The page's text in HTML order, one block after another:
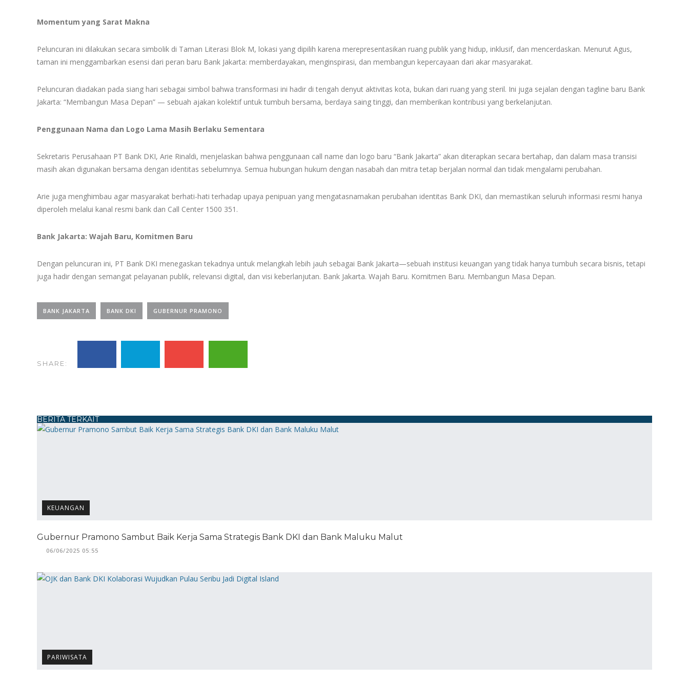
Momentum yang Sarat Makna
Peluncuran ini dilakukan secara simbolik di Taman Literasi Blok M, lokasi yang dipilih karena merepresentasikan ruang publik yang hidup, inklusif, dan mencerdaskan. Menurut Agus,
taman ini menggambarkan esensi dari peran baru Bank Jakarta: memberdayakan, menginspirasi, dan membangun kepercayaan dari akar masyarakat.
Peluncuran diadakan pada siang hari sebagai simbol bahwa transformasi ini hadir di tengah denyut aktivitas kota, bukan dari ruang yang steril. Ini juga sejalan dengan tagline baru Bank
Jakarta: “Membangun Masa Depan” — sebuah ajakan kolektif untuk tumbuh bersama, berdaya saing tinggi, dan memberikan kontribusi yang berkelanjutan.
Penggunaan Nama dan Logo Lama Masih Berlaku Sementara
Sekretaris Perusahaan PT Bank DKI, Arie Rinaldi, menjelaskan bahwa penggunaan call name dan logo baru “Bank Jakarta” akan diterapkan secara bertahap, dan dalam masa transisi
masih akan digunakan bersama dengan identitas sebelumnya. Semua hubungan hukum dengan nasabah dan mitra tetap berjalan normal dan tidak mengalami perubahan.
Arie juga menghimbau agar masyarakat berhati-hati terhadap upaya penipuan yang mengatasnamakan perubahan identitas Bank DKI, dan memastikan seluruh informasi resmi hanya
diperoleh melalui kanal resmi bank dan Call Center 1500 351.
Bank Jakarta: Wajah Baru, Komitmen Baru
Dengan peluncuran ini, PT Bank DKI menegaskan tekadnya untuk melangkah lebih jauh sebagai Bank Jakarta—sebuah institusi keuangan yang tidak hanya tumbuh secara bisnis, tetapi
juga hadir dengan semangat pelayanan publik, relevansi digital, dan visi keberlanjutan. Bank Jakarta. Wajah Baru. Komitmen Baru. Membangun Masa Depan.
BANK JAKARTA BANK DKI GUBERNUR PRAMONO
SHARE:
BERITA TERKAIT
KEUANGAN
Gubernur Pramono Sambut Baik Kerja Sama Strategis Bank DKI dan Bank Maluku Malut
06/06/2025 05:55
PARIWISATA